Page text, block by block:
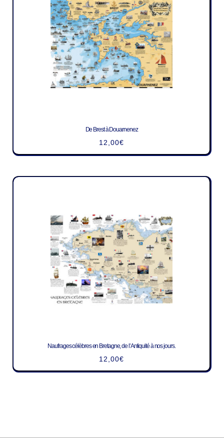
De Brest à Douarnenez
12,00€
Naufrages célèbres en Bretagne, de l’Antiquité à nos jours.
12,00€